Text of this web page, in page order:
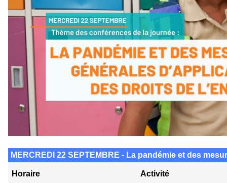
MERCREDI 22 SEPTEMBRE - La pandémie et des
Horaire Activité